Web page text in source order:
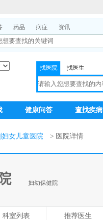
药品 病症
资讯
找医院 找医生
健康问答 查找疾病
妇女儿童医院 > 医院详情
妇幼保健院
科室列表 推荐医生